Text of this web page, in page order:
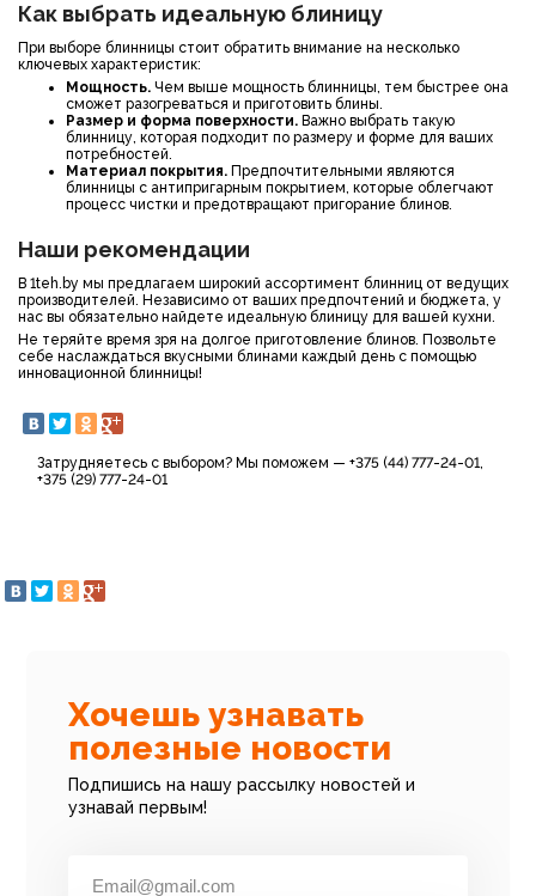
Как выбрать идеальную блиницу
При выборе блинницы стоит обратить внимание на несколько
ключевых характеристик:
Мощность. Чем выше мощность блинницы, тем быстрее она
сможет разогреваться и приготовить блины.
Размер и форма поверхности. Важно выбрать такую
блинницу, которая подходит по размеру и форме для ваших
потребностей.
Материал покрытия. Предпочтительными являются
блинницы с антипригарным покрытием, которые облегчают
процесс чистки и предотвращают пригорание блинов.
Наши рекомендации
В 1teh.by мы предлагаем широкий ассортимент блинниц от ведущих
производителей. Независимо от ваших предпочтений и бюджета, у
нас вы обязательно найдете идеальную блиницу для вашей кухни.
Не теряйте время зря на долгое приготовление блинов. Позвольте
себе наслаждаться вкусными блинами каждый день с помощью
инновационной блинницы!
Затрудняетесь с выбором? Мы поможем — +375 (44) 777-24-01,
+375 (29) 777-24-01
Хочешь узнавать
полезные новости
Подпишись на нашу рассылку новостей и
узнавай первым!